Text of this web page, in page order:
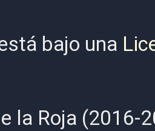
bajo una
la Roja (2016-